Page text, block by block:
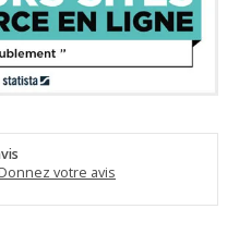
Donnez votre avis